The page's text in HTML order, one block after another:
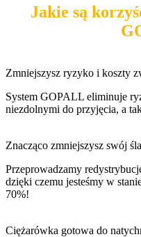
Jakie są
Zmniejszysz ryzyko i koszty
System GOPALL eliminuje
niezdolnymi do przyjęcia, a
Znacząco zmniejszysz swój
Przeprowadzamy
dzięki czemu jesteśmy w
70%!
Ciężarówka gotowa do